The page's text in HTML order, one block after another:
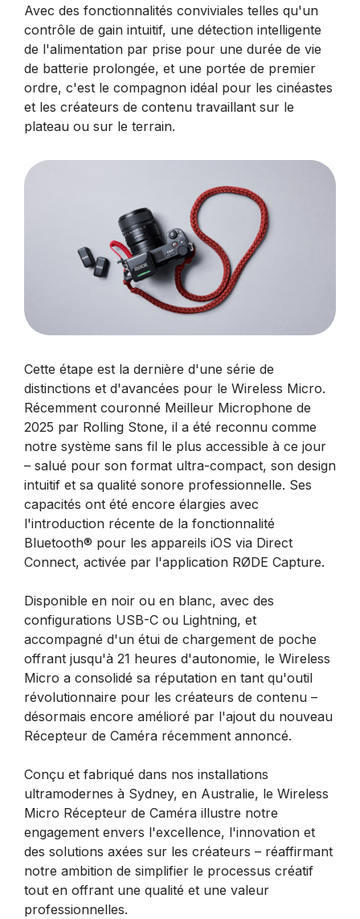
Avec des fonctionnalités conviviales telles qu'un
contrôle de gain intuitif, une détection intelligente
de l'alimentation par prise pour une durée de vie
de batterie prolongée, et une portée de premier
ordre, c'est le compagnon idéal pour les cinéastes
et les créateurs de contenu travaillant sur le
plateau ou sur le terrain.
Cette étape est la dernière d'une série de
distinctions et d'avancées pour le Wireless Micro.
Récemment couronné Meilleur Microphone de
2025 par Rolling Stone, il a été reconnu comme
notre système sans fil le plus accessible à ce jour
– salué pour son format ultra-compact, son design
intuitif et sa qualité sonore professionnelle. Ses
capacités ont été encore élargies avec
l'introduction récente de la fonctionnalité
Bluetooth® pour les appareils iOS via Direct
Connect, activée par l'application RØDE Capture.
Disponible en noir ou en blanc, avec des
configurations USB-C ou Lightning, et
accompagné d'un étui de chargement de poche
offrant jusqu'à 21 heures d'autonomie, le Wireless
Micro a consolidé sa réputation en tant qu'outil
révolutionnaire pour les créateurs de contenu –
désormais encore amélioré par l'ajout du nouveau
Récepteur de Caméra récemment annoncé.
Conçu et fabriqué dans nos installations
ultramodernes à Sydney, en Australie, le Wireless
Micro Récepteur de Caméra illustre notre
engagement envers l'excellence, l'innovation et
des solutions axées sur les créateurs – réaffirmant
notre ambition de simplifier le processus créatif
tout en offrant une qualité et une valeur
professionnelles.